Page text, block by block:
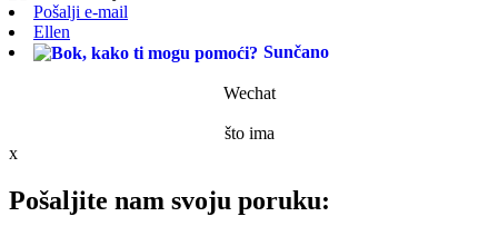
Pošalji e-mail
Ellen
Sunčano
Wechat
što ima
x
Pošaljite nam svoju poruku: